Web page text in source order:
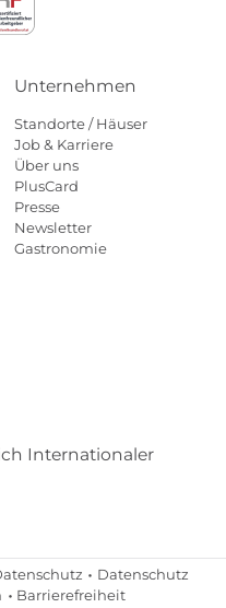
Unternehmen
Standorte / Häuser
Job & Karriere
Über uns
PlusCard
Presse
Newsletter
Gastronomie
Internationaler
Datenschutz
Barrierefreiheit